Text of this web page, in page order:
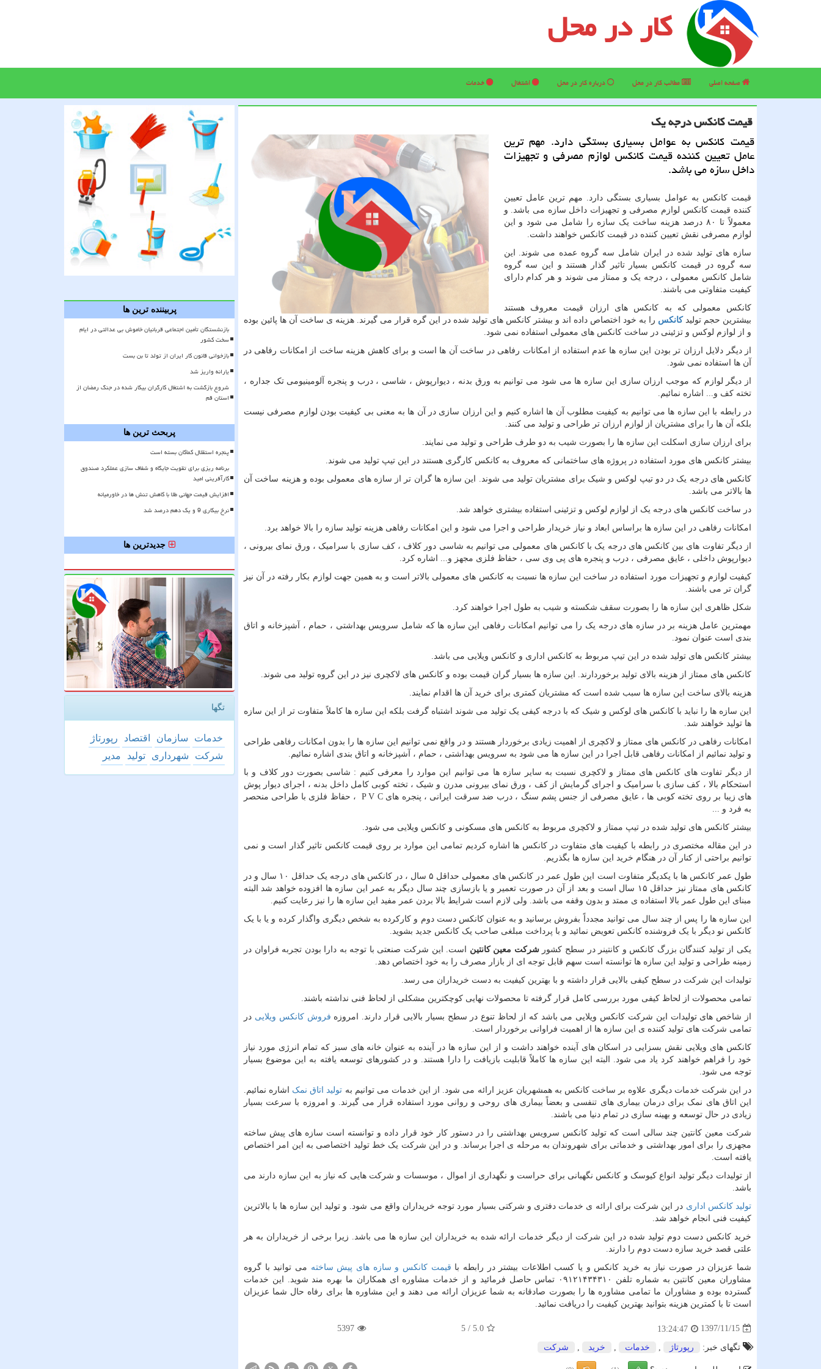
کار در محل
صفحه اصلی مطالب كار در محل درباره كار در محل اشتغال خدمات
قیمت كانكس درجه یك
قیمت كانكس به عوامل بسیاری بستگی دارد. مهم ترین
عامل تعیین كننده قیمت كانكس لوازم مصرفی و تجهیزات
داخل سازه می باشد.
قیمت کانکس به عوامل بسیاری بستگی دارد. مهم ترین عامل تعیین
کننده قیمت کانکس لوازم مصرفی و تجهیزات داخل سازه می باشد. و
معمولاً تا ۸۰ درصد هزینه ساخت یک سازه را شامل می شود و این
لوازم مصرفی نقش تعیین کننده در قیمت کانکس خواهند داشت.
سازه های تولید شده در ایران شامل سه گروه عمده می شوند. این
سه گروه در قیمت کانکس بسیار تاثیر گذار هستند و این سه گروه
شامل کانکس معمولی ، درجه یک و ممتاز می شوند و هر کدام دارای
کیفیت متفاوتی می باشند.
کانکس معمولی که به کانکس های ارزان قیمت معروف هستند
بیشترین حجم تولیدکانکس را به خود اختصاص داده اند و بیشتر کانکس های تولید شده در این گره قرار می گیرند. هزینه ی ساخت آن ها پائین بوده
و از لوازم لوکس و تزئینی در ساخت کانکس های معمولی استفاده نمی شود.
از دیگر دلایل ارزان تر بودن این سازه ها عدم استفاده از امکانات رفاهی در ساخت آن ها است و برای کاهش هزینه ساخت از امکانات رفاهی در
آن ها استفاده نمی شود.
از دیگر لوازم که موجب ارزان سازی این سازه ها می شود می توانیم به ورق بدنه ، دیوارپوش ، شاسی ، درب و پنجره آلومینیومی تک جداره ،
تخته کف و... اشاره نمائیم.
در رابطه با این سازه ها می توانیم به کیفیت مطلوب آن ها اشاره کنیم و این ارزان سازی در آن ها به معنی بی کیفیت بودن لوازم مصرفی نیست
بلکه آن ها را برای مشتریان از لوازم ارزان تر طراحی و تولید می کنند.
برای ارزان سازی اسکلت این سازه ها را بصورت شیب به دو طرف طراحی و تولید می نمایند.
بیشتر کانکس های مورد استفاده در پروژه های ساختمانی که معروف به کانکس کارگری هستند در این تیپ تولید می شوند.
کانکس های درجه یک در دو تیپ لوکس و شیک برای مشتریان تولید می شوند. این سازه ها گران تر از سازه های معمولی بوده و هزینه ساخت آن
ها بالاتر می باشد.
در ساخت کانکس های درجه یک از لوازم لوکس و تزئینی استفاده بیشتری خواهد شد.
امکانات رفاهی در این سازه ها براساس ابعاد و نیاز خریدار طراحی و اجرا می شود و این امکانات رفاهی هزینه تولید سازه را بالا خواهد برد.
از دیگر تفاوت های بین کانکس های درجه یک با کانکس های معمولی می توانیم به شاسی دور کلاف ، کف سازی با سرامیک ، ورق نمای بیرونی ،
دیوارپوش داخلی ، عایق مصرفی ، درب و پنجره های پی وی سی ، حفاظ فلزی مجهز و... اشاره کرد.
کیفیت لوازم و تجهیزات مورد استفاده در ساخت این سازه ها نسبت به کانکس های معمولی بالاتر است و به همین جهت لوازم بکار رفته در آن نیز
گران تر می باشند.
شکل ظاهری این سازه ها را بصورت سقف شکسته و شیب به طول اجرا خواهند کرد.
مهمترین عامل هزینه بر در سازه های درجه یک را می توانیم امکانات رفاهی این سازه ها که شامل سرویس بهداشتی ، حمام ، آشپزخانه و اتاق
بندی است عنوان نمود.
بیشتر کانکس های تولید شده در این تیپ مربوط به کانکس اداری و کانکس ویلایی می باشد.
کانکس های ممتاز از هزینه بالای تولید برخوردارند. این سازه ها بسیار گران قیمت بوده و کانکس های لاکچری نیز در این گروه تولید می شوند.
هزینه بالای ساخت این سازه ها سبب شده است که مشتریان کمتری برای خرید آن ها اقدام نمایند.
این سازه ها را نباید با کانکس های لوکس و شیک که با درجه کیفی یک تولید می شوند اشتباه گرفت بلکه این سازه ها کاملاً متفاوت تر از این سازه
ها تولید خواهند شد.
امکانات رفاهی در کانکس های ممتاز و لاکچری از اهمیت زیادی برخوردار هستند و در واقع نمی توانیم این سازه ها را بدون امکانات رفاهی طراحی
و تولید نمائیم از امکانات رفاهی قابل اجرا در این سازه ها می شود به سرویس بهداشتی ، حمام ، آشپزخانه و اتاق بندی اشاره نمائیم.
از دیگر تفاوت های کانکس های ممتاز و لاکچری نسبت به سایر سازه ها می توانیم این موارد را معرفی کنیم : شاسی بصورت دور کلاف و با
استحکام بالا ، کف سازی با سرامیک و اجرای گرمایش از کف ، ورق نمای بیرونی مدرن و شیک ، تخته کوبی کامل داخل بدنه ، اجرای دیوار پوش
های زیبا بر روی تخته کوبی ها ، عایق مصرفی از جنس پشم سنگ ، درب ضد سرقت ایرانی ، پنجره های P V C ، حفاظ فلزی با طراحی منحصر
به فرد و ...
بیشتر کانکس های تولید شده در تیپ ممتاز و لاکچری مربوط به کانکس های مسکونی و کانکس ویلایی می شود.
در این مقاله مختصری در رابطه با کیفیت های متفاوت در کانکس ها اشاره کردیم تمامی این موارد بر روی قیمت کانکس تاثیر گذار است و نمی
توانیم براحتی از کنار آن در هنگام خرید این سازه ها بگذریم.
طول عمر کانکس ها با یکدیگر متفاوت است این طول عمر در کانکس های معمولی حداقل ۵ سال ، در کانکس های درجه یک حداقل ۱۰ سال و در
کانکس های ممتاز نیز حداقل ۱۵ سال است و بعد از آن در صورت تعمیر و یا بازسازی چند سال دیگر به عمر این سازه ها افزوده خواهد شد البته
مبنای این طول عمر بالا استفاده ی ممتد و بدون وقفه می باشد. ولی لازم است شرایط بالا بردن عمر مفید این سازه ها را نیز رعایت کنیم.
این سازه ها را پس از چند سال می توانید مجدداً بفروش برسانید و به عنوان کانکس دست دوم و کارکرده به شخص دیگری واگذار کرده و یا با یک
کانکس نو دیگر با یک فروشنده کانکس تعویض نمائید و با پرداخت مبلغی صاحب یک کانکس جدید بشوید.
یکی از تولید کنندگان بزرگ کانکس و کانتینر در سطح کشورشرکت معین کانتین است. این شرکت صنعتی با توجه به دارا بودن تجربه فراوان در
زمینه طراحی و تولید این سازه ها توانسته است سهم قابل توجه ای از بازار مصرف را به خود اختصاص دهد.
تولیدات این شرکت در سطح کیفی بالایی قرار داشته و با بهترین کیفیت به دست خریداران می رسد.
تمامی محصولات از لحاظ کیفی مورد بررسی کامل قرار گرفته تا محصولات نهایی کوچکترین مشکلی از لحاظ فنی نداشته باشند.
از شاخص های تولیدات این شرکت کانکس ویلایی می باشد که از لحاظ تنوع در سطح بسیار بالایی قرار دارند. امروزه فروش کانکس ویلایی در
تمامی شرکت های تولید کننده ی این سازه ها از اهمیت فراوانی برخوردار است.
کانکس های ویلایی نقش بسزایی در اسکان های آینده خواهند داشت و از این سازه ها در آینده به عنوان خانه های سبز که تمام انرژی مورد نیاز
خود را فراهم خواهند کرد یاد می شود. البته این سازه ها کاملاً قابلیت بازیافت را دارا هستند. و در کشورهای توسعه یافته به این موضوع بسیار
توجه می شود.
در این شرکت خدمات دیگری علاوه بر ساخت کانکس به همشهریان عزیز ارائه می شود. از این خدمات می توانیم به تولید اتاق نمک اشاره نمائیم.
این اتاق های نمک برای درمان بیماری های تنفسی و بعضاً بیماری های روحی و روانی مورد استفاده قرار می گیرند. و امروزه با سرعت بسیار
زیادی در حال توسعه و بهینه سازی در تمام دنیا می باشند.
شرکت معین کانتین چند سالی است که تولید کانکس سرویس بهداشتی را در دستور کار خود قرار داده و توانسته است سازه های پیش ساخته
مجهزی را برای امور بهداشتی و خدماتی برای شهروندان به مرحله ی اجرا برساند. و در این شرکت یک خط تولید اختصاصی به این امر اختصاص
یافته است.
از تولیدات دیگر تولید انواع کیوسک و کانکس نگهبانی برای حراست و نگهداری از اموال ، موسسات و شرکت هایی که نیاز به این سازه دارند می
باشد.
تولید کانکس اداری در این شرکت برای ارائه ی خدمات دفتری و شرکتی بسیار مورد توجه خریداران واقع می شود. و تولید این سازه ها با بالاترین
کیفیت فنی انجام خواهد شد.
خرید کانکس دست دوم تولید شده در این شرکت از دیگر خدمات ارائه شده به خریداران این سازه ها می باشد. زیرا برخی از خریداران به هر
علتی قصد خرید سازه دست دوم را دارند.
شما عزیزان در صورت نیاز به خرید کانکس و یا کسب اطلاعات بیشتر در رابطه با قیمت کانکس و سازه های پیش ساخته می توانید با گروه
مشاوران معین کانتین به شماره تلفن ۰۹۱۲۱۴۳۴۳۱۰ تماس حاصل فرمائید و از خدمات مشاوره ای همکاران ما بهره مند شوید. این خدمات
گسترده بوده و مشاوران ما تمامی مشاوره ها را بصورت صادقانه به شما عزیزان ارائه می دهند و این مشاوره ها برای رفاه حال شما عزیزان
است تا با کمترین هزینه بتوانید بهترین کیفیت را دریافت نمائید.
1397/11/15
13:24:47
5.0
/
5
5397
تگهای خبر: رپورتاژ خدمات خرید شركت
پربیننده ترین ها
بازنشستگان تأمین اجتماعی قربانیان خاموش بی عدالتی در ایام
سخت کشور
بازخوانی قانون کار ایران از تولد تا بن بست
یارانه واریز شد
شروع بازگشت به اشتغال کارگران بیکار شده در جنگ رمضان از
استان قم
پربحث ترین ها
پنجره استقلال کماکان بسته است
برنامه ریزی برای تقویت جایگاه و شفاف سازی عملکرد صندوق
کارآفرینی امید
افزایش قیمت جهانی طلا با کاهش تنش ها در خاورمیانه
نرخ بیکاری 9 و یک دهم درصد شد
جدیدترین ها
تگها
خدمات سازمان اقتصاد
رپورتاژ
شركت
شهرداری تولید مدیر